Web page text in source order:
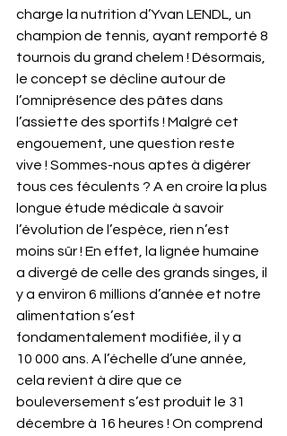
charge la nutrition d’Yvan LENDL, un
champion de tennis, ayant remporté 8
tournois du grand chelem ! Désormais,
le concept se décline autour de
l’omniprésence des pâtes dans
l’assiette des sportifs ! Malgré cet
engouement, une question reste
vive ! Sommes-nous aptes à digérer
tous ces féculents ? A en croire la plus
longue étude médicale à savoir
l’évolution de l’espèce, rien n’est
moins sûr ! En effet, la lignée humaine
a divergé de celle des grands singes, il
y a environ 6 millions d’année et notre
alimentation s’est
fondamentalement modifiée, il y a
10 000 ans. A l’échelle d’une année,
cela revient à dire que ce
bouleversement s’est produit le 31
décembre à 16 heures ! On comprend